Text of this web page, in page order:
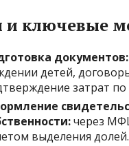
и ключевые
документов:
детей,
затрат по
через
выделения долей.